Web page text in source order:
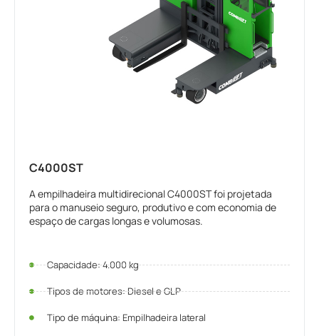
C4000ST
A empilhadeira multidirecional C4000ST foi projetada
para o manuseio seguro, produtivo e com economia de
espaço de cargas longas e volumosas.
Capacidade: 4.000 kg
Tipos de motores: Diesel e GLP
Tipo de máquina: Empilhadeira lateral